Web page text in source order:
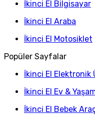
İkinci El Bilgisayar
İkinci El Araba
İkinci El Motosiklet
Popüler Sayfalar
İkinci El Elektronik
İkinci El Ev &
İkinci El Bebek